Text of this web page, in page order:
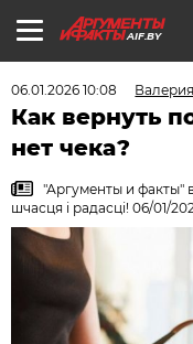
AIF.BY
06.01.2026 10:08
Как вернуть
нет чека?
"Аргументы и факты"
шчасця i радасцi! 06/01/